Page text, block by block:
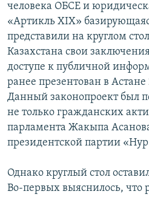
человека ОБСЕ и
«Артикль XIX»
представили на круглом
Казахстана свои
доступе к публичной
ранее презентован в Астане
Данный законопроект был
не только гражданских
парламента Жакыпа
президентской партии
Однако круглый стол
Во-первых выяснилось, что